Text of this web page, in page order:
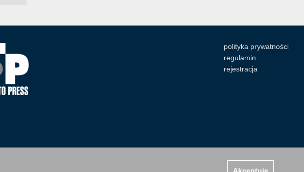
polityka prywatności
regulamin
rejestracja